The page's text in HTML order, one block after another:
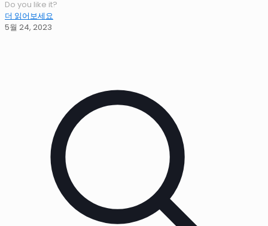
Do you like it?
더 읽어보세요
5월 24, 2023